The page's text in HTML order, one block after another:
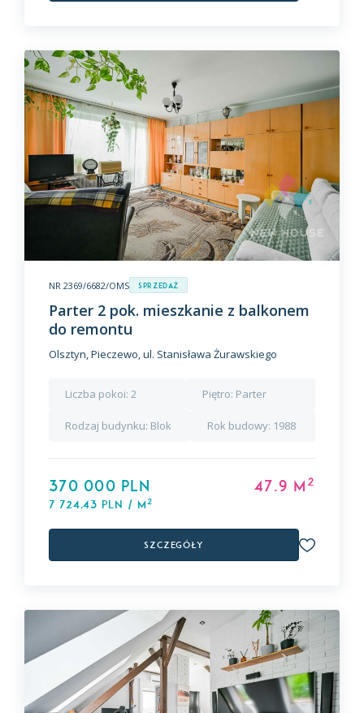
NR 2369/6682/OMS Sprzedaż
Parter 2 pok. mieszkanie z balkonem
do remontu
Olsztyn, Pieczewo, ul. Stanisława Żurawskiego
Liczba pokoi: 2 Piętro: Parter
Rodzaj budynku: Blok Rok budowy: 1988
370 000 PLN
7 724,43 PLN / m2
47.9 m2
Szczegóły